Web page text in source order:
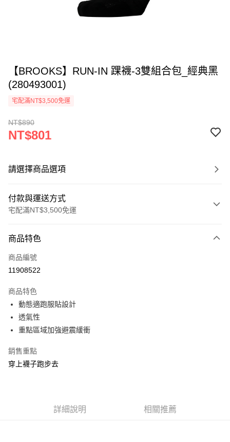
【BROOKS】RUN-IN 踝襪-3雙組合包_經典黑
(280493001)
宅配滿NT$3,500免運
NT$890
NT$801
請選擇商品選項
付款與運送方式
宅配滿NT$3,500免運
信用卡一次付款
ATM付款
運送方式
宅配
每筆NT$100，滿NT$3,500(含以上)免運費
商品特色
商品編號
11908522
商品特色
動態適跑服貼設計
透氣性
重點區域加強避震緩衝
銷售重點
穿上襪子跑步去
詳細說明 相關推薦